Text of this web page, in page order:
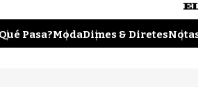
Pasa?ModaDimes & Diretes